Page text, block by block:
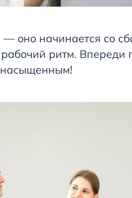
оно начинается со
ритм. Впереди